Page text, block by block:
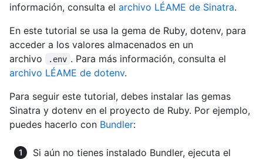
información, consulta el archivo LÉAME de Sinatra.
En este tutorial se usa la gema de Ruby, dotenv, para
acceder a los valores almacenados en un
archivo
.env . Para más información, consulta el
archivo LÉAME de dotenv.
Para seguir este tutorial, debes instalar las gemas
Sinatra y dotenv en el proyecto de Ruby. Por ejemplo,
puedes hacerlo con Bundler:
Si aún no tienes instalado Bundler, ejecuta el